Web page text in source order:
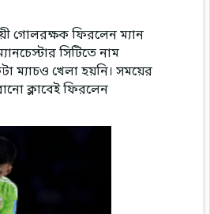
গোলরক্ষক ফিরলেন ম্যান
সিটিতে নাম
ম্যাচও খেলা হয়নি। সময়ের
ক্লাবেই ফিরলেন